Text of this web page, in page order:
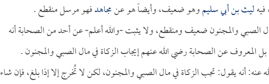
ليث بن أبي سليموهو ضعيف، وأيضاً هو عنمجاهدفهو مرسل منقطع .
الصبي والمجنون ضعيف ومنقطع، ولا يثبت -والله أعلم- عن أحد من الصحابة أنه
المعروف عن الصحابة رضي الله عنهم إيجاب الزكاة في مال الصبي والمجنون .
عنه: أنه يقول: تجب الزكاة في مال الصبي والمجنون، لكن لا تُخرج إلا إذا بلغ، فإن شاء